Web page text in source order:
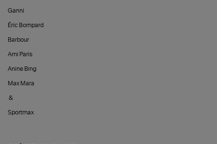
Ganni
Éric Bompard
Barbour
Ami Paris
Anine Bing
Max Mara
&
Sportmax